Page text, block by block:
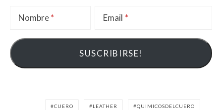
Nombre Email
CUERO LEATHER QUIMICOSDELCUERO